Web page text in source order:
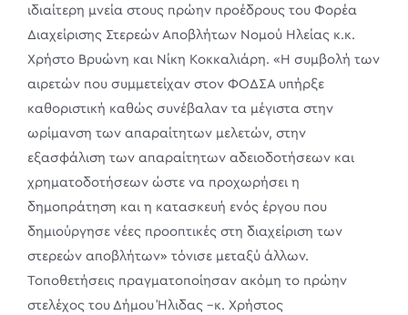
ιδιαίτερη μνεία στους πρώην προέδρους του Φορέα
Διαχείρισης Στερεών Αποβλήτων Νομού Ηλείας κ.κ.
Χρήστο Βρυώνη και Νίκη Κοκκαλιάρη. «Η συμβολή των
αιρετών που συμμετείχαν στον ΦΟΔΣΑ υπήρξε
καθοριστική καθώς συνέβαλαν τα μέγιστα στην
ωρίμανση των απαραίτητων μελετών, στην
εξασφάλιση των απαραίτητων αδειοδοτήσεων και
χρηματοδοτήσεων ώστε να προχωρήσει η
δημοπράτηση και η κατασκευή ενός έργου που
δημιούργησε νέες προοπτικές στη διαχείριση των
στερεών αποβλήτων» τόνισε μεταξύ άλλων.
Τοποθετήσεις πραγματοποίησαν ακόμη το πρώην
στελέχος του Δήμου Ήλιδας –κ. Χρήστος